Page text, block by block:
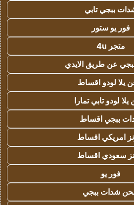
ببجي تابي
فور يو ستور
متجر 4u
عن طريق الايدي
يلا لودو اقساط
لودو تابي تمارا
ببجي اقساط
امريكي اقساط
سعودي اقساط
فور يو
شدات ببجي